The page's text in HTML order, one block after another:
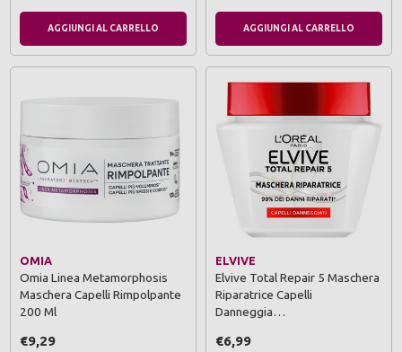
AGGIUNGI AL CARRELLO AGGIUNGI AL CARRELLO
OMIA
Omia Linea Metamorphosis
Maschera Capelli Rimpolpante
200 Ml
€9,29
ELVIVE
Elvive Total Repair 5 Maschera
Riparatrice Capelli
Danneggia…
€6,99